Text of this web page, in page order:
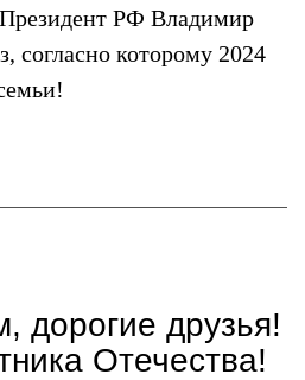
Президент РФ Владимир
согласно которому 2024
дорогие друзья!
Отечества!